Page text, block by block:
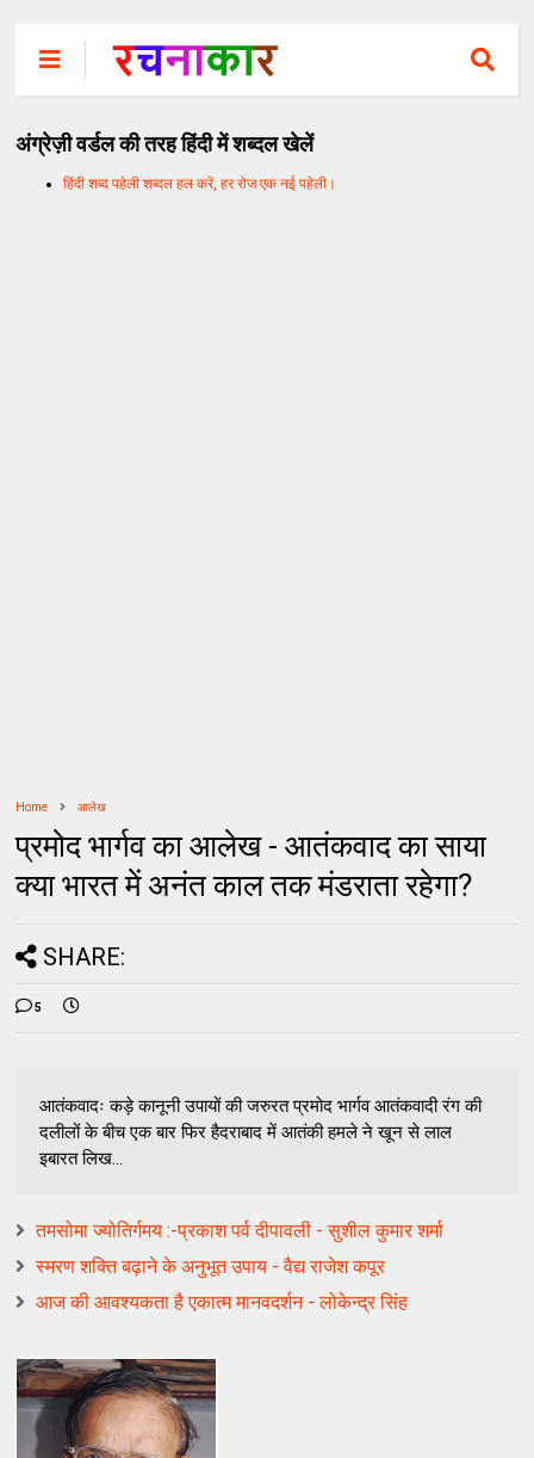
अंग्रेज़ी वर्डल की तरह हिंदी में शब्दल खेलें
हिंदी शब्द पहेली शब्दल हल करें, हर रोज एक नई पहेली।
Home आलेख
प्रमोद भार्गव का आलेख - आतंकवाद का साया
क्या भारत में अनंत काल तक मंडराता रहेगा?
SHARE:
5
आतंकवादः कड़े कानूनी उपायों की जरुरत प्रमोद भार्गव आतंकवादी रंग की
दलीलों के बीच एक बार फिर हैदराबाद में आतंकी हमले ने खून से लाल
इबारत लिख...
तमसोमा ज्योतिर्गमय :-प्रकाश पर्व दीपावली - सुशील कुमार शर्मा
स्मरण शक्ति बढ़ाने के अनुभूत उपाय - वैद्य राजेश कपूर
आज की आवश्यकता है एकात्म मानवदर्शन - लोकेन्द्र सिंह